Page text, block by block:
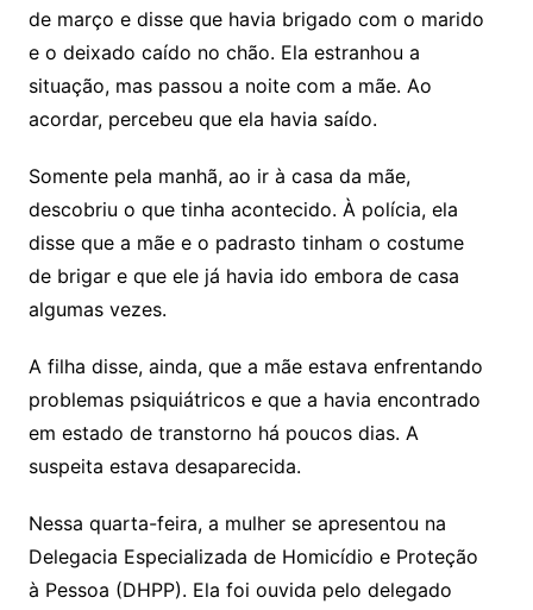
de março e disse que havia brigado com o marido
e o deixado caído no chão. Ela estranhou a
situação, mas passou a noite com a mãe. Ao
acordar, percebeu que ela havia saído.
Somente pela manhã, ao ir à casa da mãe,
descobriu o que tinha acontecido. À polícia, ela
disse que a mãe e o padrasto tinham o costume
de brigar e que ele já havia ido embora de casa
algumas vezes.
A filha disse, ainda, que a mãe estava enfrentando
problemas psiquiátricos e que a havia encontrado
em estado de transtorno há poucos dias. A
suspeita estava desaparecida.
Nessa quarta-feira, a mulher se apresentou na
Delegacia Especializada de Homicídio e Proteção
à Pessoa (DHPP). Ela foi ouvida pelo delegado